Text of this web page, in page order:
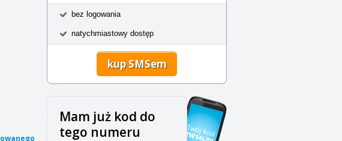
bez logowania
natychmiastowy dostęp
kup SMSem
Mam już kod do
tego numeru